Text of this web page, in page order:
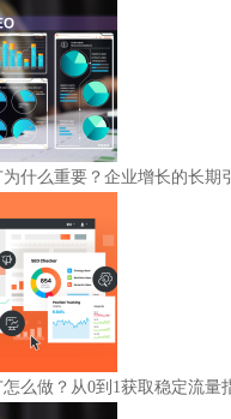
为什么重要？企业增长的长期
怎么做？从0到1获取稳定流量